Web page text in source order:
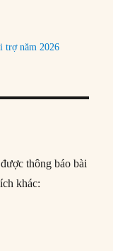
trợ năm 2026
thông báo bài
khác: